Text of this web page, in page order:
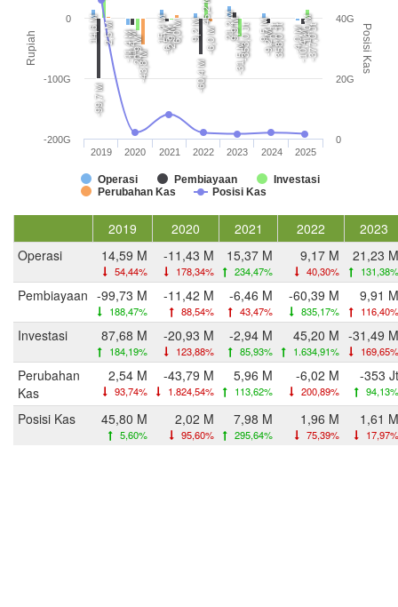
Rupiah Posisi Kas
14,6 M
-11,4 M
15,4 M 9,2 M 21,2 M 9,5 M -4,0 M
-99,7 M
-11,4 M -6,5 M
-60,4 M
9,9 M -9,2 M -10,4 M
-20,9 M -2,9 M
45,2 M
-31,5 M
-1,0 Jt 14,0 M
2,5 M
-43,8 M
6,0 M -6,0 M -353,0 Jt 358,0 Jt -377,0 Jt
Operasi Pembiayaan
Investasi
Perubahan Kas
Posisi Kas
2019 2020 2021 2022 2023 2024 2025
-200G
-100G
0
0
20G
40G
2019 2020 2021 2022
2023
Operasi
14,59 M
54,44%
-11,43 M
178,34%
15,37 M
234,47%
9,17 M
40,30%
21,23 M
131,38%
Pembiayaan -99,73 M
188,47%
-11,42 M
88,54%
-6,46 M
43,47%
-60,39 M
835,17%
9,91 M
116,40%
Investasi 87,68 M
184,19%
-20,93 M
123,88%
-2,94 M
85,93%
45,20 M
1.634,91%
-31,49 M
169,65%
Perubahan
Kas
2,54 M
93,74%
-43,79 M
1.824,54%
5,96 M
113,62%
-6,02 M
200,89%
-353 Jt
94,13%
Posisi Kas 45,80 M
5,60%
2,02 M
95,60%
7,98 M
295,64%
1,96 M
75,39%
1,61 M
17,97%